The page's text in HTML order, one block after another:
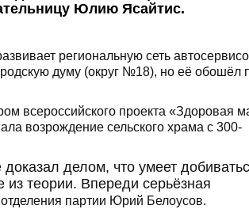
Юлию Ясайтис.
региональную сеть
думу (округ №18), но её обошёл
всероссийского проекта «Здоровая
возрождение сельского храма с 300-
делом, что умеет
из теории. Впереди серьёзная
партии Юрий Белоусов.